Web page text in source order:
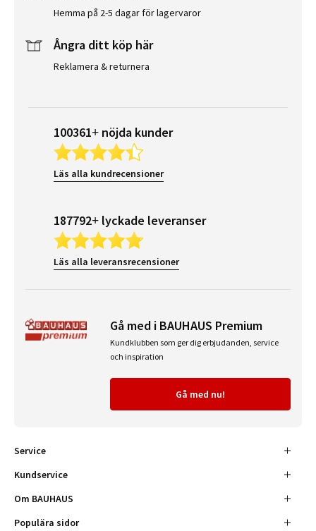
Hemma på 2-5 dagar för lagervaror
Ångra ditt köp här
Reklamera & returnera
100361+ nöjda kunder
Läs alla kundrecensioner
187792+ lyckade leveranser
Läs alla leveransrecensioner
Gå med i BAUHAUS Premium
Kundklubben som ger dig erbjudanden, service
och inspiration
Gå med nu!
Service
Kundservice
Om BAUHAUS
Populära sidor